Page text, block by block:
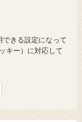
きる設定になって
キー）に対応して